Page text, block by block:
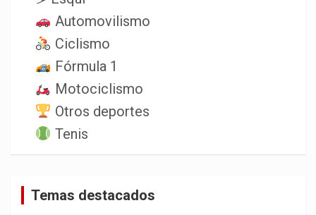
Automovilismo
Ciclismo
Fórmula 1
Motociclismo
Otros deportes
Tenis
Temas destacados